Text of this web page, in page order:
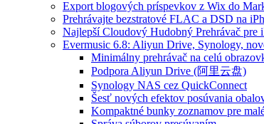
Export blogových príspevkov z Wix do
Prehrávajte bezstratové FLAC a DSD na
Najlepší Cloudový Hudobný Prehrávač pre
Evermusic 6.8: Aliyun Drive, Synology,
Minimálny prehrávač na celú
Podpora Aliyun Drive (阿里云盘)
Synology NAS cez QuickConnect
Šesť nových efektov posúvania
Kompaktné bunky zoznamov pre